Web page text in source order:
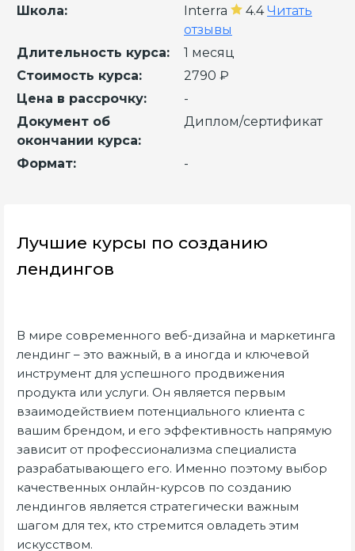
Школа: Interra 4.4Читать
отзывы
Длительность курса:
1 месяц
Стоимость курса:
2790 ₽
Цена в рассрочку:
-
Документ об
окончании курса:
Диплом/сертификат
Формат: -
Лучшие курсы по созданию
лендингов
В мире современного веб-дизайна и маркетинга
лендинг – это важный, в а иногда и ключевой
инструмент для успешного продвижения
продукта или услуги. Он является первым
взаимодействием потенциального клиента с
вашим брендом, и его эффективность напрямую
зависит от профессионализма специалиста
разрабатывающего его. Именно поэтому выбор
качественных онлайн-курсов по созданию
лендингов является стратегически важным
шагом для тех, кто стремится овладеть этим
искусством.